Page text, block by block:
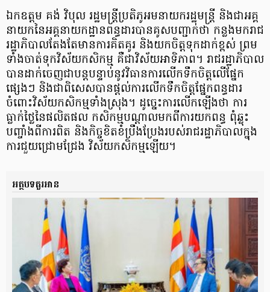
ឯកឧត្តម គង់ វិបុល រដ្ឋមន្ត្រីប្រតិភូអមនាយករដ្ឋមន្ត្រី និងជាអគ្គ
នាយកនៃអគ្គនាយកដ្ឋានពន្ធដារបានគូសបញ្ជាក់ថា កន្លងមករាជ
រដ្ឋាភិបាលតែងតែមានការគិតគូរ និងយកចិត្តទុកដាក់ខ្ពស់ ព្រម
ទាំងចាត់ទុកវិស័យកសិកម្ម គឺជាវិស័យអាទិភាព។ រាជរដ្ឋាភិបាល
បានដាក់ចេញជាបន្តបន្ទាប់នូវវិធានការលើកទឹកចិត្តលើផ្នែក
ផ្សេងៗ និងជាពិសេសបានផ្ដល់ការលើកទឹកចិត្តផ្នែកពន្ធដារ
ចំពោះវិស័យកសិកម្មទាំងស្រុង។ ដូច្នេះការលើកឡើងថា ការ
ធ្លាក់ថ្លៃនៃផលិតផល កសិកម្មបណ្ដាលមកពីការយកពន្ធ ពុំឆ្លុះ
បញ្ចាំងពីការពិត និងកិច្ចខិតខំប្រឹងប្រែងរបស់រាជរដ្ឋាភិបាលក្នុង
ការជួយជ្រោមជ្រែង វិស័យកសិកម្មឡើយ។
អត្ថបទគួរអាន